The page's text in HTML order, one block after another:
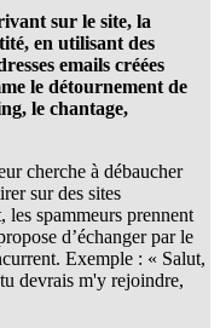
sur le site, la
en utilisant des
emails créées
le détournement de
le chantage,
cherche à débaucher
sur des sites
les spammeurs prennent
d’échanger par le
Exemple : « Salut,
devrais m'y rejoindre,